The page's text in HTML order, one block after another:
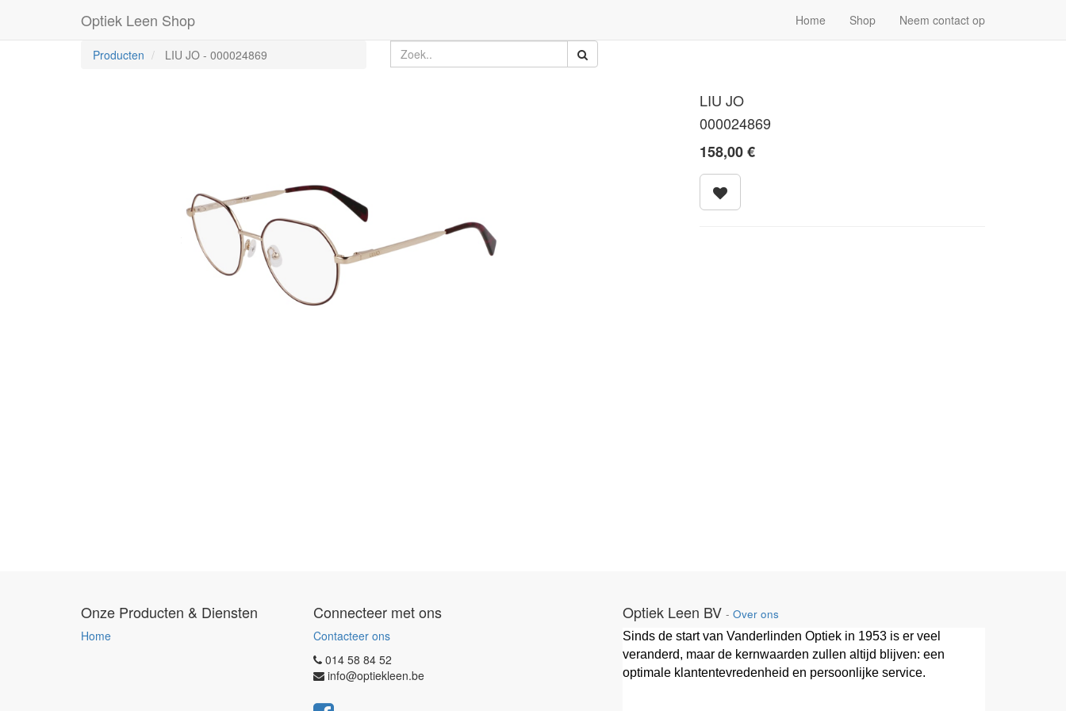
Optiek Leen Shop Home Shop Neem contact op
Producten LIU JO - 000024869
LIU JO
000024869
158,00€
Onze Producten & Diensten
Home
Connecteer met ons
Contacteer ons
014 58 84 52
info@optiekleen.be
Optiek Leen BV - Over ons
Sinds de start van Vanderlinden Optiek in 1953 is er veel
veranderd, maar de kernwaarden zullen altijd blijven: een
optimale klantentevredenheid en persoonlijke service.